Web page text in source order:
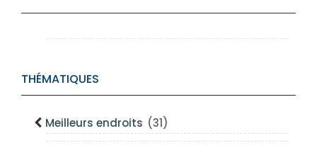
THÉMATIQUES
Meilleurs endroits (31)